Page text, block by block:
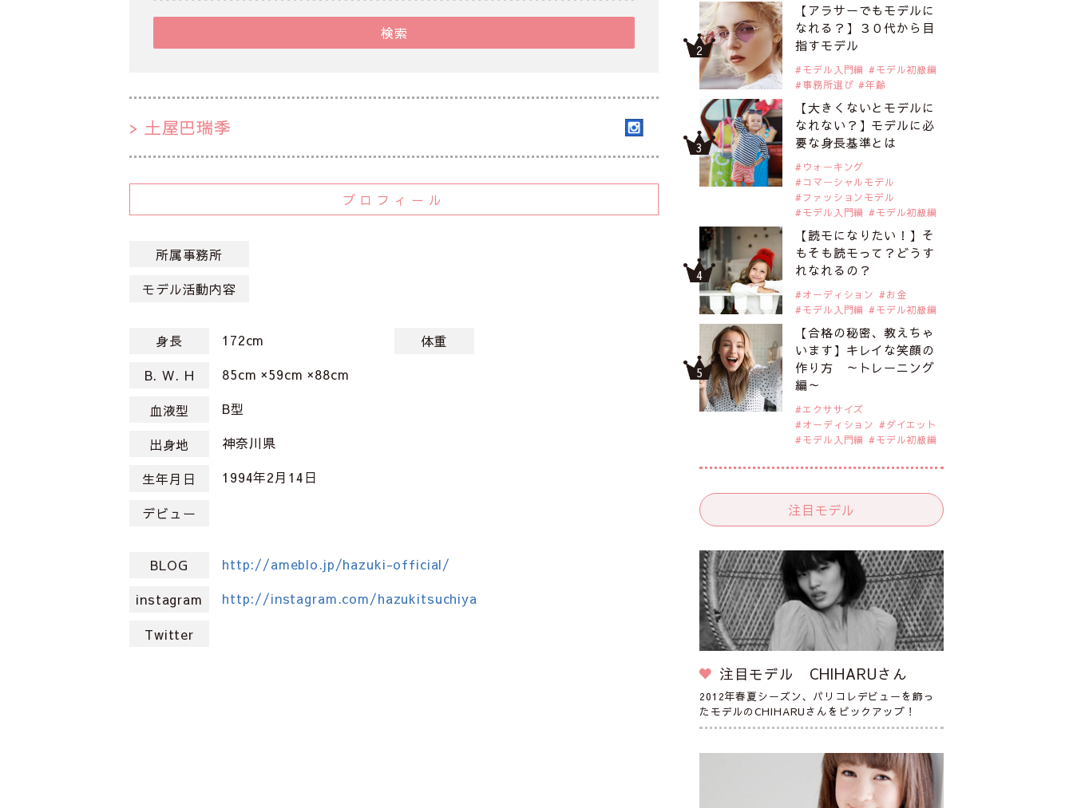
検索
土屋巴瑞季
プロフィール
所属事務所
モデル活動内容
身長 172cm
体重
B. W. H
85cm ×59cm ×88cm
血液型 B型
出身地 神奈川県
生年月日 1994年2月14日
デビュー
BLOG http://ameblo.jp/hazuki-official/
instagram http://instagram.com/hazukitsuchiya
Twitter
【アラサーでもモデルに
なれる？】３０代から目
指すモデル
モデル入門編
モデル初級編
事務所選び
年齢
【大きくないとモデルに
なれない？】モデルに必
要な身長基準とは
ウォーキング
コマーシャルモデル
ファッションモデル
モデル入門編
モデル初級編
【読モになりたい！】そ
もそも読モって？どうす
れなれるの？
オーディション
お金
モデル入門編
モデル初級編
【合格の秘密、教えちゃ
います】キレイな笑顔の
作り方 ～トレーニング
編～
エクササイズ
オーディション
ダイエット
モデル入門編
モデル初級編
注目モデル
注目モデル CHIHARUさん
2012年春夏シーズン、パリコレデビューを飾っ
たモデルのCHIHARUさんをピックアップ！